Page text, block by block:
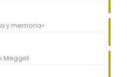
y memoria»
Megget